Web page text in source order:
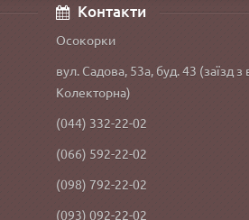
Контакти
Осокорки
вул. Садова, 53а, буд. 43 (заїзд з
Колекторна)
(044) 332-22-02
(066) 592-22-02
(098) 792-22-02
(093) 092-22-02